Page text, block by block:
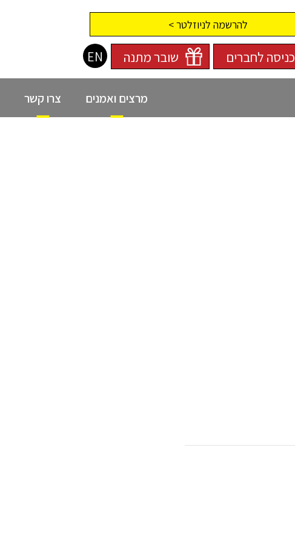
להרשמה לניוזלטר >
EN כניסה לחברים שובר מתנה
מרצים ואמנים צרו קשר